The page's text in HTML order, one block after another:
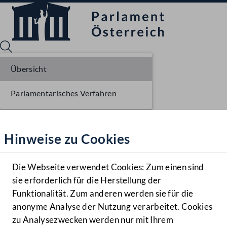
Hilfe
Benutzer
Navigationsmenü öffnen
MENÜ
Hinweise zu Cookies
Die Webseite verwendet Cookies: Zum einen sind
sie erforderlich für die Herstellung der
Funktionalität. Zum anderen werden sie für die
anonyme Analyse der Nutzung verarbeitet. Cookies
zu Analysezwecken werden nur mit Ihrem
Übersicht
Parlamentarisches Verfahren